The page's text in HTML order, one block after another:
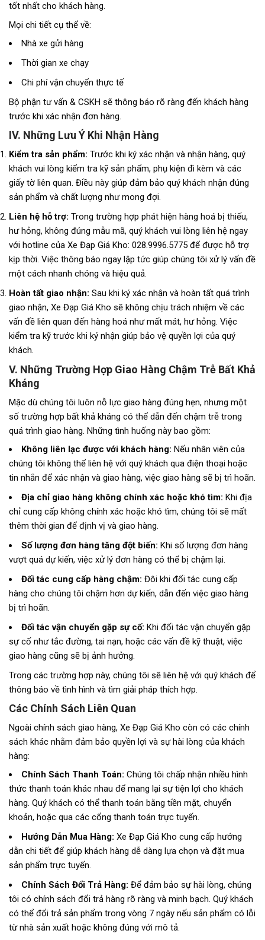
tốt nhất cho khách hàng.
Mọi chi tiết cụ thể về:
Nhà xe gửi hàng
Thời gian xe chạy
Chi phí vận chuyển thực tế
Bộ phận tư vấn & CSKH sẽ thông báo rõ ràng đến khách hàng
trước khi xác nhận đơn hàng.
IV. Những Lưu Ý Khi Nhận Hàng
Kiểm tra sản phẩm: Trước khi ký xác nhận và nhận hàng, quý
khách vui lòng kiểm tra kỹ sản phẩm, phụ kiện đi kèm và các
giấy tờ liên quan. Điều này giúp đảm bảo quý khách nhận đúng
sản phẩm và chất lượng như mong đợi.
Liên hệ hỗ trợ: Trong trường hợp phát hiện hàng hoá bị thiếu,
hư hỏng, không đúng mẫu mã, quý khách vui lòng liên hệ ngay
với hotline của Xe Đạp Giá Kho: 028.9996.5775 để được hỗ trợ
kịp thời. Việc thông báo ngay lập tức giúp chúng tôi xử lý vấn đề
một cách nhanh chóng và hiệu quả.
Hoàn tất giao nhận: Sau khi ký xác nhận và hoàn tất quá trình
giao nhận, Xe Đạp Giá Kho sẽ không chịu trách nhiệm về các
vấn đề liên quan đến hàng hoá như mất mát, hư hỏng. Việc
kiểm tra kỹ trước khi ký nhận giúp bảo vệ quyền lợi của quý
khách.
V. Những Trường Hợp Giao Hàng Chậm Trễ Bất Khả
Kháng
Mặc dù chúng tôi luôn nỗ lực giao hàng đúng hẹn, nhưng một
số trường hợp bất khả kháng có thể dẫn đến chậm trễ trong
quá trình giao hàng. Những tình huống này bao gồm:
Không liên lạc được với khách hàng: Nếu nhân viên của
chúng tôi không thể liên hệ với quý khách qua điện thoại hoặc
tin nhắn để xác nhận và giao hàng, việc giao hàng sẽ bị trì hoãn.
Địa chỉ giao hàng không chính xác hoặc khó tìm: Khi địa
chỉ cung cấp không chính xác hoặc khó tìm, chúng tôi sẽ mất
thêm thời gian để định vị và giao hàng.
Số lượng đơn hàng tăng đột biến: Khi số lượng đơn hàng
vượt quá dự kiến, việc xử lý đơn hàng có thể bị chậm lại.
Đối tác cung cấp hàng chậm: Đôi khi đối tác cung cấp
hàng cho chúng tôi chậm hơn dự kiến, dẫn đến việc giao hàng
bị trì hoãn.
Đối tác vận chuyển gặp sự cố: Khi đối tác vận chuyển gặp
sự cố như tắc đường, tai nạn, hoặc các vấn đề kỹ thuật, việc
giao hàng cũng sẽ bị ảnh hưởng.
Trong các trường hợp này, chúng tôi sẽ liên hệ với quý khách để
thông báo về tình hình và tìm giải pháp thích hợp.
Các Chính Sách Liên Quan
Ngoài chính sách giao hàng, Xe Đạp Giá Kho còn có các chính
sách khác nhằm đảm bảo quyền lợi và sự hài lòng của khách
hàng:
Chính Sách Thanh Toán: Chúng tôi chấp nhận nhiều hình
thức thanh toán khác nhau để mang lại sự tiện lợi cho khách
hàng. Quý khách có thể thanh toán bằng tiền mặt, chuyển
khoản, hoặc qua các cổng thanh toán trực tuyến.
Hướng Dẫn Mua Hàng: Xe Đạp Giá Kho cung cấp hướng
dẫn chi tiết để giúp khách hàng dễ dàng lựa chọn và đặt mua
sản phẩm trực tuyến.
Chính Sách Đổi Trả Hàng: Để đảm bảo sự hài lòng, chúng
tôi có chính sách đổi trả hàng rõ ràng và minh bạch. Quý khách
có thể đổi trả sản phẩm trong vòng 7 ngày nếu sản phẩm có lỗi
từ nhà sản xuất hoặc không đúng với mô tả.